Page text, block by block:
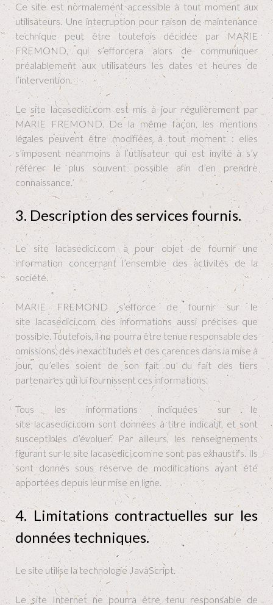
Ce site est normalement accessible à tout moment aux
utilisateurs. Une interruption pour raison de maintenance
technique peut être toutefois décidée par MARIE
FREMOND, qui s’efforcera alors de communiquer
préalablement aux utilisateurs les dates et heures de
l’intervention.
Le site lacasedici.com est mis à jour régulièrement par
MARIE FREMOND. De la même façon, les mentions
légales peuvent être modifiées à tout moment : elles
s’imposent néanmoins à l’utilisateur qui est invité à s’y
référer le plus souvent possible afin d’en prendre
connaissance.
3. Description des services fournis.
Le site lacasedici.com a pour objet de fournir une
information concernant l’ensemble des activités de la
société.
MARIE FREMOND s’efforce de fournir sur le
site lacasedici.com des informations aussi précises que
possible. Toutefois, il ne pourra être tenue responsable des
omissions, des inexactitudes et des carences dans la mise à
jour, qu’elles soient de son fait ou du fait des tiers
partenaires qui lui fournissent ces informations.
Tous les informations indiquées sur le
site lacasedici.com sont données à titre indicatif, et sont
susceptibles d’évoluer. Par ailleurs, les renseignements
figurant sur le site lacasedici.com ne sont pas exhaustifs. Ils
sont donnés sous réserve de modifications ayant été
apportées depuis leur mise en ligne.
4. Limitations contractuelles sur les
données techniques.
Le site utilise la technologie JavaScript.
Le site Internet ne pourra être tenu responsable de